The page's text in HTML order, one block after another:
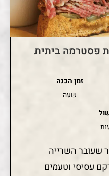
פסטרמה ביתית
זמן הכנה
שעה
שעובר השרייה
עסיסי וטעמים